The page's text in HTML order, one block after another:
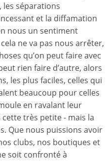
les séparations
et la diffamation
nous un sentiment
ne va pas nous arrêter,
qu’on peut faire avec
rien faire d’autre, alors
les plus faciles, celles qui
beaucoup pour celles
en ravalant leur
très petite - mais la
Que nous puissions avoir
clubs, nos boutiques et
soit confronté à